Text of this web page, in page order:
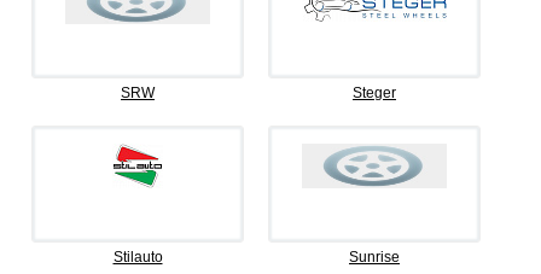
SRW Steger
Stilauto Sunrise